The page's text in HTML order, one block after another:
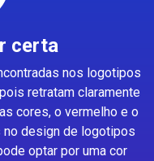
certa
nos logotipos
retratam claramente
cores, o vermelho e o
design de logotipos
optar por uma cor